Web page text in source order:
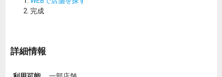
完成
詳細情報